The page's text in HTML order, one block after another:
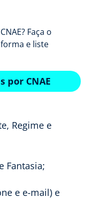
Faça o
e liste
por CNAE
Regime e
Fantasia;
e e-mail) e